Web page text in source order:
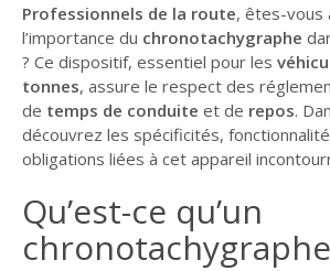
Professionnels de la route, êtes-vous
l’importance du chronotachygraphe
? Ce dispositif, essentiel pour les
tonnes, assure le respect des
de temps de conduite et de repos.
découvrez les spécificités,
obligations liées à cet appareil
Qu’est-ce qu’un